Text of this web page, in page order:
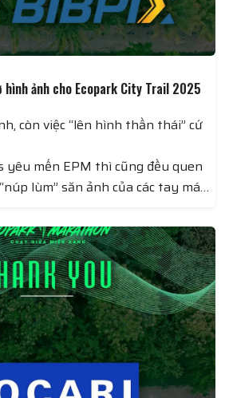
hình ảnh cho Ecopark City Trail 2025
còn việc “lên hình thần thái” cứ
yêu mến EPM thì cũng đều quen
lùm” săn ảnh của các tay máy
những khoảnh khắc đẹp nhất